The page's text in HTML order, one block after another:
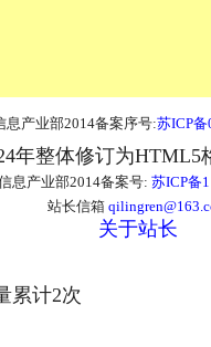
息产业部2014备案序号:苏ICP
年整体修订为HTML5
息产业部2014备案号: 苏ICP备
站长信箱
关于站长
累计2次